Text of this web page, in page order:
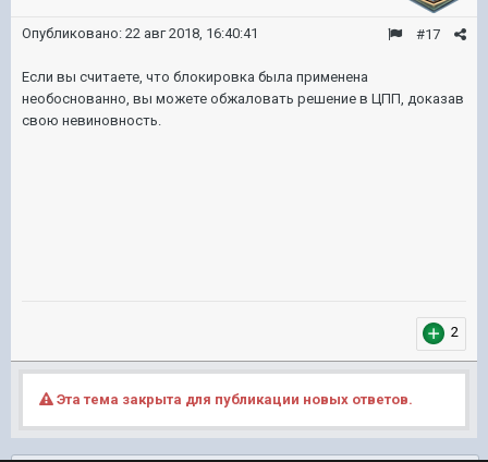
#17
Опубликовано: 22 авг 2018, 16:40:41
Если вы считаете, что блокировка была применена
необоснованно, вы можете обжаловать решение в ЦПП, доказав
свою невиновность.
2
Эта тема закрыта для публикации новых ответов.